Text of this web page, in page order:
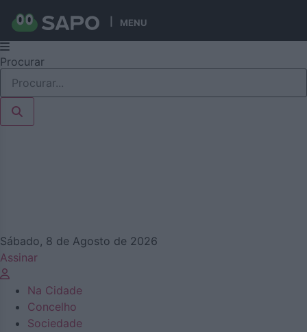
MENU
Pular
para
conteúdo
Procurar
Sábado, 8 de Agosto de 2026
Assinar
Na Cidade
Concelho
Sociedade